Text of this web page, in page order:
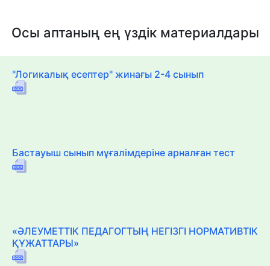
Осы аптаның ең үздік материалдары
"Логикалық есептер" жинағы 2-4 сынып
Бастауыш сынып мұғалімдеріне арналған тест
«ӘЛЕУМЕТТІК ПЕДАГОГТЫҢ НЕГІЗГІ НОРМАТИВТІК
ҚҰЖАТТАРЫ»